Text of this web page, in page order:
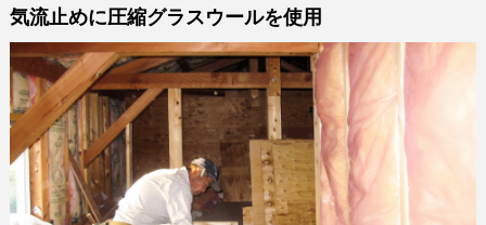
気流止めに圧縮グラスウールを使用